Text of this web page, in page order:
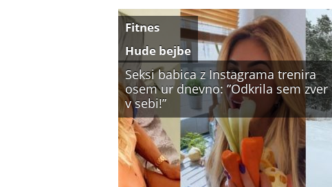
Seksi babica z Instagrama trenira
osem ur dnevno: ”Odkrila sem zver
v sebi!”
Fitnes
Hude bejbe